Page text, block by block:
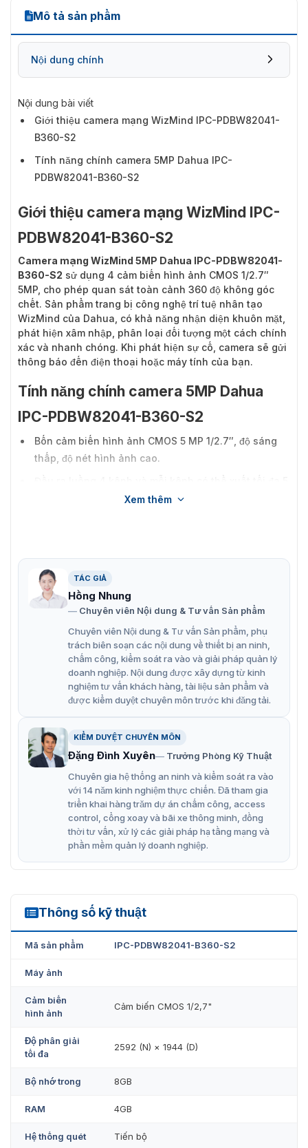
Mô tả sản phẩm
Nội dung chính
Nội dung bài viết
Giới thiệu camera mạng WizMind IPC-PDBW82041-
B360-S2
Tính năng chính camera 5MP Dahua IPC-
PDBW82041-B360-S2
Giới thiệu camera mạng WizMind IPC-
PDBW82041-B360-S2
Camera mạng WizMind 5MP Dahua IPC-PDBW82041-
B360-S2 sử dụng 4 cảm biến hình ảnh CMOS 1/2.7″
5MP, cho phép quan sát toàn cảnh 360 độ không góc
chết. Sản phẩm trang bị công nghệ trí tuệ nhân tạo
WizMind của Dahua, có khả năng nhận diện khuôn mặt,
phát hiện xâm nhập, phân loại đối tượng một cách chính
xác và nhanh chóng. Khi phát hiện sự cố, camera sẽ gửi
thông báo đến điện thoại hoặc máy tính của bạn.
Tính năng chính camera 5MP Dahua
IPC-PDBW82041-B360-S2
Bốn cảm biến hình ảnh CMOS 5 MP 1/2.7″, độ sáng
thấp, độ nét hình ảnh cao.
MP (2592 × 1944) @25/30 fps.
Có thể kích hoạt các chức năng thông minh của 4
kênh cùng lúc, bao gồm phát hiện khuôn mặt, IVS và
đếm người.
Phát hiện thông minh: Phát hiện dây bẫy, đột nhập, di
chuyển nhanh (ba chức năng hỗ trợ phân loại và
phát hiện chính xác xe và người), vật thể bị bỏ rơi,
vật thể mất tích, phát hiện lang thang, tụ tập người
và phát hiện đỗ xe.
FlexStream: 4 kênh hình ảnh có thể được xem trong
một kênh được xác định với 1 luồng kênh. Nghĩa là
nhiều hình ảnh có thể được hiển thị trong 1 kênh.
Thiết kế giao diện Web5.0 thân thiện với người dùng,
dễ thao tác.
Đèn LED hồng ngoại tích hợp, khoảng cách chiếu
sáng tối đa là 30 m.
Báo động: 3 vào, 2 ra; âm thanh: 1 vào, 1 ra; RS-485;
Nguồn điện 12 VDC/PoE; công suất đầu ra 12 VDC và
dòng điện tối đa 165mA; dễ lắp đặt.
Tiêu chuẩn bảo vệ IP67 và IK10.
Xem thêm
TÁC GIẢ
Hồng Nhung
Chuyên viên Nội dung & Tư vấn Sản phẩm
Chuyên viên Nội dung & Tư vấn Sản phẩm, phụ
trách biên soạn các nội dung về thiết bị an ninh,
chấm công, kiểm soát ra vào và giải pháp quản lý
doanh nghiệp. Nội dung được xây dựng từ kinh
nghiệm tư vấn khách hàng, tài liệu sản phẩm và
được kiểm duyệt chuyên môn trước khi đăng tải.
KIỂM DUYỆT CHUYÊN MÔN
Đặng Đình Xuyên
Trưởng Phòng Kỹ Thuật
Chuyên gia hệ thống an ninh và kiểm soát ra vào
với 14 năm kinh nghiệm thực chiến. Đã tham gia
triển khai hàng trăm dự án chấm công, access
control, cổng xoay và bãi xe thông minh, đồng
thời tư vấn, xử lý các giải pháp hạ tầng mạng và
phần mềm quản lý doanh nghiệp.
Thông số kỹ thuật
IPC-PDBW82041-B360-S2
Mã sản phẩm IPC-PDBW82041-B360-S2
Máy ảnh
Cảm biến
hình ảnh
Cảm biến CMOS 1/2,7"
Độ phân giải
tối đa
2592 (N) × 1944 (D)
Bộ nhớ trong 8GB
RAM 4GB
Hệ thống quét Tiến bộ